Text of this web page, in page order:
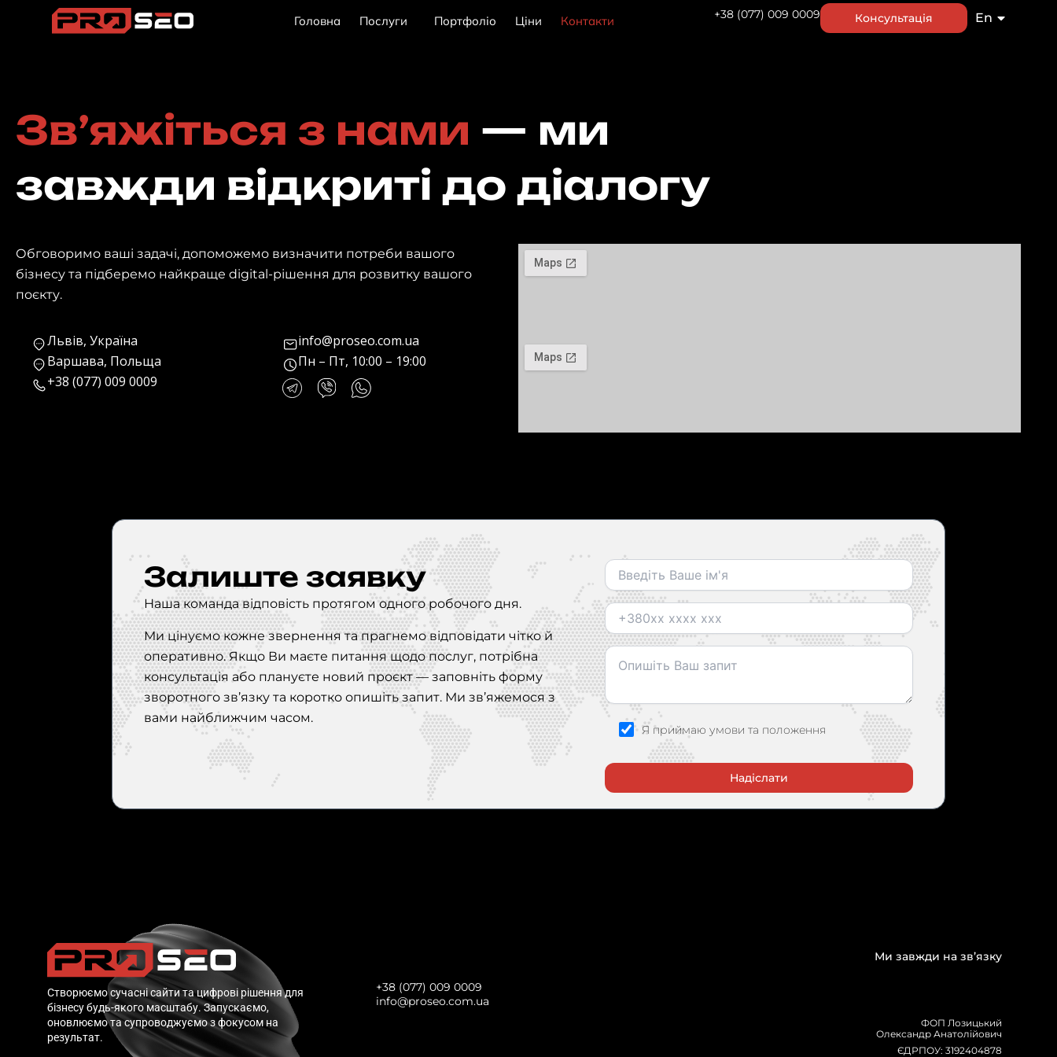
Головна Послуги Портфоліо Ціни Контакти +38 (077) 009 0009 Консультація En
Ru
Зв’яжіться з нами — ми
завжди відкриті до діалогу
Обговоримо ваші задачі, допоможемо визначити потреби вашого
бізнесу та підберемо найкраще digital-рішення для розвитку вашого
поєкту.
Львів, Україна
Варшава, Польща
+38 (077) 009 0009
info@proseo.com.ua
Пн – Пт, 10:00 – 19:00
Залиште заявку
Наша команда відповість протягом одного робочого дня.
Ми цінуємо кожне звернення та прагнемо відповідати чітко й
оперативно. Якщо Ви маєте питання щодо послуг, потрібна
консультація або плануєте новий проєкт — заповніть форму
зворотного зв’язку та коротко опишіть запит. Ми зв’яжемося з
вами найближчим часом.
Я приймаю умови та положення
Створюємо сучасні сайти та цифрові рішення для
бізнесу будь-якого масштабу. Запускаємо,
оновлюємо та супроводжуємо з фокусом на
результат.
Ми завжди на зв’язку
+38 (077) 009 0009
info@proseo.com.ua
ФОП Лозицький
Олександр Анатолійович
ЄДРПОУ: 3192404878